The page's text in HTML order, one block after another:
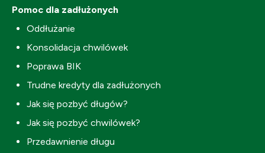
Pomoc dla zadłużonych
Oddłużanie
Konsolidacja chwilówek
Poprawa BIK
Trudne kredyty dla zadłużonych
Jak się pozbyć długów?
Jak się pozbyć chwilówek?
Przedawnienie długu